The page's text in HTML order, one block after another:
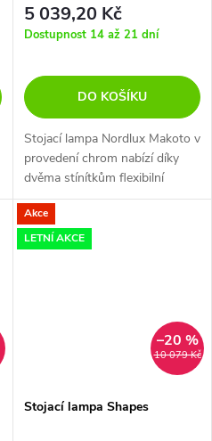
5 039,20 Kč
Dostupnost 14 až 21 dní
DO KOŠÍKU
Stojací lampa Nordlux Makoto v
provedení chrom nabízí díky
dvěma stínítkům flexibilní
osvětlení interiéru s možností
plynulého stmívání a
přednastavených moodů.
Akce
LETNÍ AKCE
10 079 Kč
–20 %
Stojací lampa Shapes